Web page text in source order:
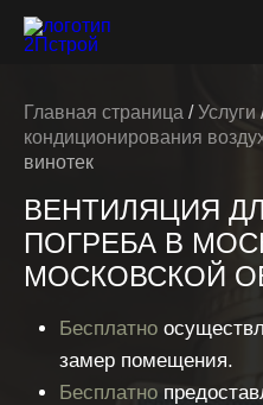
Главная страница /Услуги
кондиционирования
винотек
ВЕНТИЛЯЦИЯ
ПОГРЕБА В
МОСКОВСКОЙ
Бесплатно
замер помещения.
Бесплатно